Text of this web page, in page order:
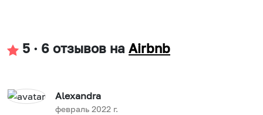
5 · 6 отзывов на Airbnb
Alexandra
февраль 2022 г.